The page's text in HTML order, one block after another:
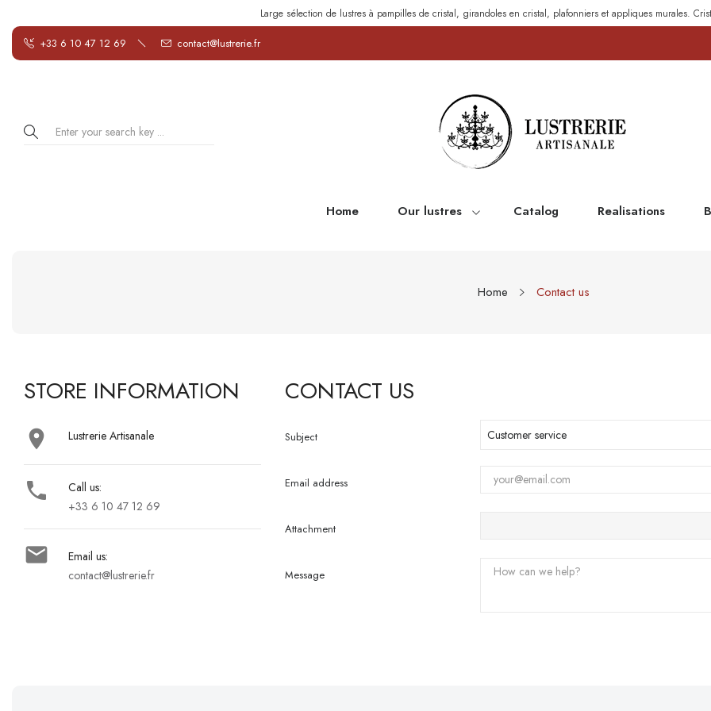
Large sélection de lustres à pampilles de cristal, girandoles en cristal, plafonniers et appliques murales.
+33 6 10 47 12 69 contact@lustrerie.fr
Home Our lustres Catalog Realisations
Home Contact us
STORE INFORMATION
 Lustrerie Artisanale

Call us:
+33 6 10 47 12 69

Email us:
contact@lustrerie.fr
CONTACT US
Subject
Email address
Attachment
Message